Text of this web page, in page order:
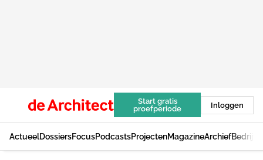
Start gratis
proefperiode
Inloggen
ActueelDossiersFocusPodcastsProjectenMagazineArchief